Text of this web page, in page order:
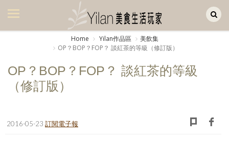
美食集
廚房集
旅遊集
Home Yilan作品區
美飲集
OP？BOP？FOP？ 談紅茶的等級（修訂版）
OP？BOP？FOP？ 談紅茶的等級
（修訂版）
2016-05-23 訂閱電子報